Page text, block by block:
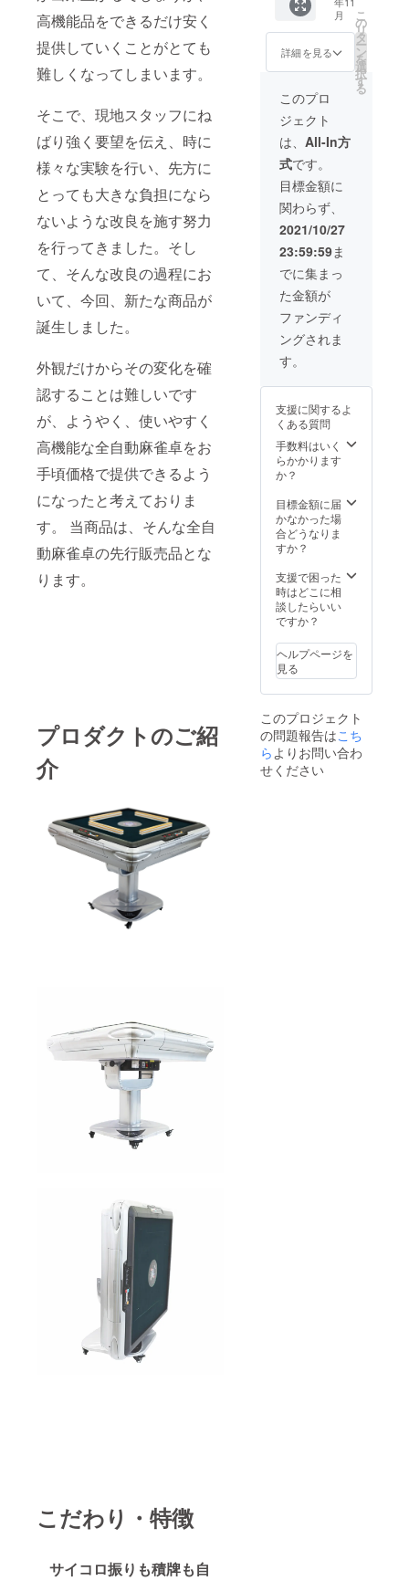
高機能品をできるだけ安く
提供していくことがとても
難しくなってしまいます。
そこで、現地スタッフにね
ばり強く要望を伝え、時に
様々な実験を行い、先方に
とっても大きな負担になら
ないような改良を施す努力
を行ってきました。そし
て、そんな改良の過程にお
いて、今回、新たな商品が
誕生しました。
外観だけからその変化を確
認することは難しいです
が、ようやく、使いやすく
高機能な全自動麻雀卓をお
手頃価格で提供できるよう
になったと考えておりま
す。 当商品は、そんな全自
動麻雀卓の先行販売品とな
ります。
プロダクトのご紹
介
こだわり・特徴
サイコロ振りも積牌も自
大切にして
SILVER/
C 1台
28mm
麻雀牌
用ト
レー 1
個 配送
につい
て：
プロ
ジェク
ト終了
翌営業
日以
降、千
葉県よ
り宅急
便（ヤ
マト）
にて無
料配
送。 但
し、沖
縄県と
は行っ
ません
こと、
ご了承
くださ
月
詳細を見る
こ
の
リ
タ
ー
ン
を
選
択
す
る
このプロ
ジェクト
は、 All-In方
式です。
目標金額に
関わらず、
2021/10/27
23:59:59ま
でに集まっ
た金額が
ファンディ
ングされま
す。
支援に関するよ
くある質問
手数料はいく
らかかります
か？
目標金額に届
かなかった場
合どうなりま
すか？
支援で困った
時はどこに相
談したらいい
ですか？
ヘルプページを
見る
このプロジェクト
の問題報告はこち
らよりお問い合わ
せください